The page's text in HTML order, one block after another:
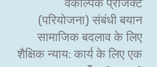
वैकल्पिक प्रोजेक्ट
(परियोजना) संबंधी बयान
सामाजिक बदलाव के लिए
शैक्षिक न्याय: कार्य के लिए एक